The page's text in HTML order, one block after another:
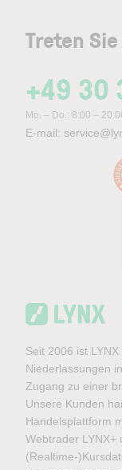
Treten
+49 30
Mo. – Do.: 8:00 –
E-mail:
Seit 2006 ist
Niederlassungen
Zugang zu einer
Unsere Kunden
Handelsplattform
Webtrader LYNX+
(Realtime-